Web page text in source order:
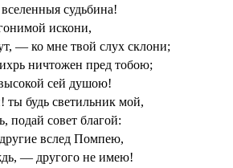
судьбина!
искони,
— ко мне твой слух склони;
ничтожен пред тобою;
сей душою!
будь светильник мой,
подай совет благой:
вслед Помпею,
— другого не имею!